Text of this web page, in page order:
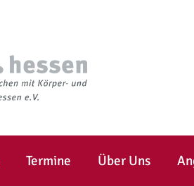
Termine Über Uns